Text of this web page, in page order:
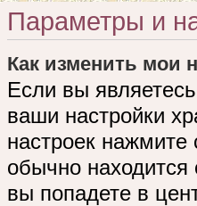
Параметры и
Как изменить мои
Если вы
ваши настройки
настроек нажмите
обычно
вы попадете в